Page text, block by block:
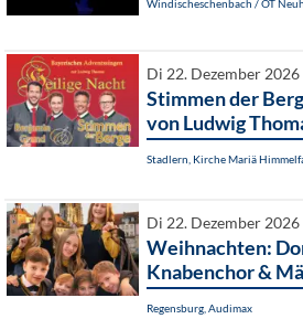
Windischeschenbach / OT
Di 22. Dezember
Stimmen der
von Ludwig
Stadlern, Kirche Mariä
Di 22. Dezember
Weihnachten:
Knabenchor &
Regensburg, Audimax